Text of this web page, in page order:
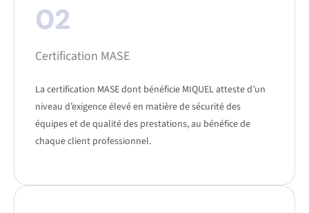
02
Certification MASE
La certification MASE dont bénéficie MIQUEL atteste d’un
niveau d’exigence élevé en matière de sécurité des
équipes et de qualité des prestations, au bénéfice de
chaque client professionnel.